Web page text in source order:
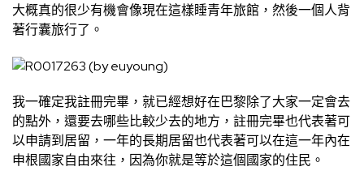
大概真的很少有機會像現在這樣睡青年旅館，然後一個人背
著行囊旅行了。
我一確定我註冊完畢，就已經想好在巴黎除了大家一定會去
的點外，還要去哪些比較少去的地方，註冊完畢也代表著可
以申請到居留，一年的長期居留也代表著可以在這一年內在
申根國家自由來往，因為你就是等於這個國家的住民。